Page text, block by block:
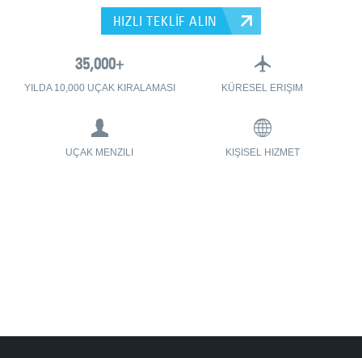
HIZLI TEKLİF ALIN
YILDA 10,000 UÇAK KIRALAMASI KÜRESEL ERIŞIM
UÇAK MENZILI KIŞISEL HIZMET